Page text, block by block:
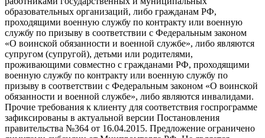
образовательных организаций, либо гражданам РФ,
проходящими военную службу по контракту или военную
службу по призыву в соответствии с Федеральным законом
«О воинской обязанности и военной службе», либо являются
супругом (супругой), детьми или родителями,
проживающими совместно с гражданами РФ, проходящими
военную службу по контракту или военную службу по
призыву в соответствии с Федеральным законом «О воинской
обязанности и военной службе», либо являются инвалидами.
Прочие требования к клиенту для соответствия госпрограмме
зафиксированы в актуальной версии Постановления
правительства №364 от 16.04.2015. Предложение ограничено